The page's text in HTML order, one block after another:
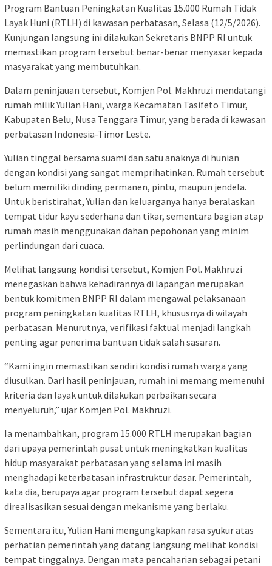
Program Bantuan Peningkatan Kualitas 15.000 Rumah Tidak
Layak Huni (RTLH) di kawasan perbatasan, Selasa (12/5/2026).
Kunjungan langsung ini dilakukan Sekretaris BNPP RI untuk
memastikan program tersebut benar-benar menyasar kepada
masyarakat yang membutuhkan.
Dalam peninjauan tersebut, Komjen Pol. Makhruzi mendatangi
rumah milik Yulian Hani, warga Kecamatan Tasifeto Timur,
Kabupaten Belu, Nusa Tenggara Timur, yang berada di kawasan
perbatasan Indonesia-Timor Leste.
Yulian tinggal bersama suami dan satu anaknya di hunian
dengan kondisi yang sangat memprihatinkan. Rumah tersebut
belum memiliki dinding permanen, pintu, maupun jendela.
Untuk beristirahat, Yulian dan keluarganya hanya beralaskan
tempat tidur kayu sederhana dan tikar, sementara bagian atap
rumah masih menggunakan dahan pepohonan yang minim
perlindungan dari cuaca.
Melihat langsung kondisi tersebut, Komjen Pol. Makhruzi
menegaskan bahwa kehadirannya di lapangan merupakan
bentuk komitmen BNPP RI dalam mengawal pelaksanaan
program peningkatan kualitas RTLH, khususnya di wilayah
perbatasan. Menurutnya, verifikasi faktual menjadi langkah
penting agar penerima bantuan tidak salah sasaran.
“Kami ingin memastikan sendiri kondisi rumah warga yang
diusulkan. Dari hasil peninjauan, rumah ini memang memenuhi
kriteria dan layak untuk dilakukan perbaikan secara
menyeluruh,” ujar Komjen Pol. Makhruzi.
Ia menambahkan, program 15.000 RTLH merupakan bagian
dari upaya pemerintah pusat untuk meningkatkan kualitas
hidup masyarakat perbatasan yang selama ini masih
menghadapi keterbatasan infrastruktur dasar. Pemerintah,
kata dia, berupaya agar program tersebut dapat segera
direalisasikan sesuai dengan mekanisme yang berlaku.
Sementara itu, Yulian Hani mengungkapkan rasa syukur atas
perhatian pemerintah yang datang langsung melihat kondisi
tempat tinggalnya. Dengan mata pencaharian sebagai petani